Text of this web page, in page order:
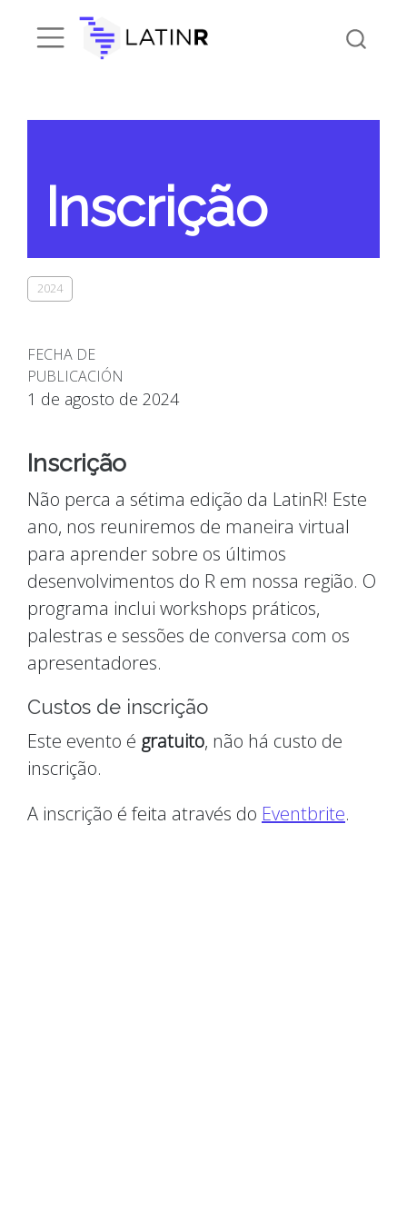
Inscrição
2024
FECHA DE
PUBLICACIÓN
1 de agosto de 2024
Inscrição
Não perca a sétima edição da LatinR! Este
ano, nos reuniremos de maneira virtual
para aprender sobre os últimos
desenvolvimentos do R em nossa região. O
programa inclui workshops práticos,
palestras e sessões de conversa com os
apresentadores.
Custos de inscrição
Este evento é gratuito, não há custo de
inscrição.
A inscrição é feita através do Eventbrite.